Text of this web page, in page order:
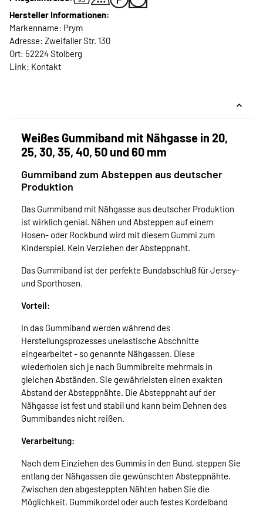
Hersteller Informationen:
Markenname: Prym
Adresse: Zweifaller Str. 130
Ort: 52224 Stolberg
Link: Kontakt
Weißes Gummiband mit Nähgasse in 20,
25, 30, 35, 40, 50 und 60 mm
Gummiband zum Absteppen aus deutscher
Produktion
Das Gummiband mit Nähgasse aus deutscher Produktion
ist wirklich genial. Nähen und Absteppen auf einem
Hosen- oder Rockbund wird mit diesem Gummi zum
Kinderspiel. Kein Verziehen der Absteppnaht.
Das Gummiband ist der perfekte Bundabschluß für Jersey-
und Sporthosen.
Vorteil:
In das Gummiband werden während des
Herstellungsprozesses unelastische Abschnitte
eingearbeitet - so genannte Nähgassen. Diese
wiederholen sich je nach Gummibreite mehrmals in
gleichen Abständen. Sie gewährleisten einen exakten
Abstand der Absteppnähte. Die Absteppnaht auf der
Nähgasse ist fest und stabil und kann beim Dehnen des
Gummibandes nicht reißen.
Verarbeitung:
Nach dem Einziehen des Gummis in den Bund, steppen Sie
entlang der Nähgassen die gewünschten Absteppnähte.
Zwischen den abgesteppten Nähten haben Sie die
Möglichkeit, Gummikordel oder auch festes Kordelband